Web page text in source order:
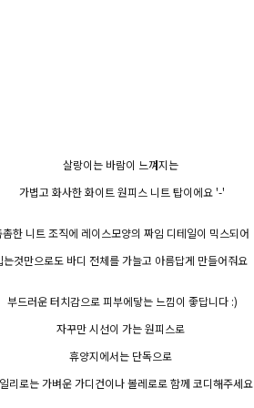
살랑이는 바람이 느껴지는
가볍고 화사한 화이트 원피스 니트 탑이에요 '-'
한 니트 조직에 레이스모양의 짜임 디테일이 믹스되어
는것만으로도 바디 전체를 가늘고 아름답게 만들어줘요
부드러운 터치감으로 피부에닿는 느낌이 좋답니다 :)
자꾸만 시선이 가는 원피스로
휴양지에서는 단독으로
리로는 가벼운 가디건이나 볼레로로 함께 코디해주세요